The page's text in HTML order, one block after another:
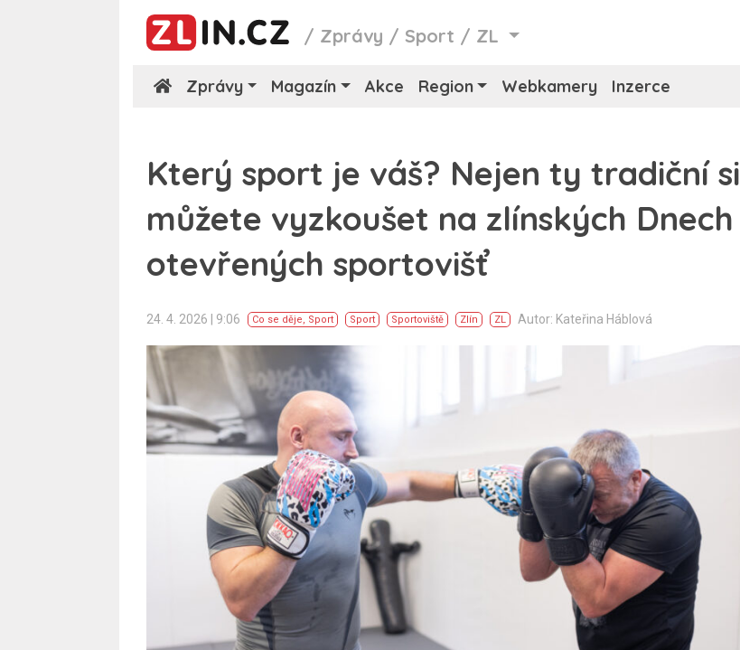
/ Zprávy /Sport / ZL
Zprávy Magazín Akce Region Webkamery Inzerce
Který sport je váš? Nejen ty tradiční si
můžete vyzkoušet na zlínských Dnech
otevřených sportovišť
24. 4. 2026 | 9:06 Co se děje, Sport Sport Sportoviště Zlín ZL Autor: Kateřina Háblová